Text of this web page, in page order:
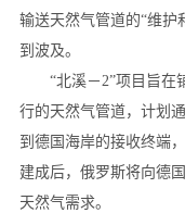
输送天然气管道的“维护
到波及。
“北溪－2”项目旨在铺
行的天然气管道，计划
到德国海岸的接收终端
建成后，俄罗斯将向德
天然气需求。